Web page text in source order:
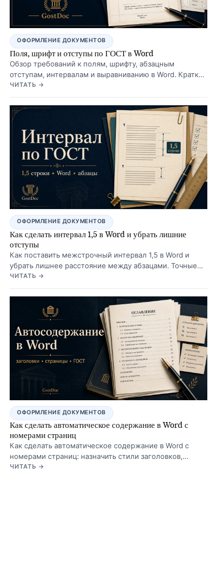
ОФОРМЛЕНИЕ ДОКУМЕНТОВ
Поля, шрифт и отступы по ГОСТ в Word
Обзор требований к полям, шрифту, абзацным
отступам, интервалам и выравниванию в Word. Краткий
чек-лист, примеры и ссылки на пошаговые настройки.
ЧИТАТЬ →
ОФОРМЛЕНИЕ ДОКУМЕНТОВ
Как сделать интервал 1,5 в Word и убрать лишние
отступы
Как поставить межстрочный интервал 1,5 в Word и
убрать лишнее расстояние между абзацами. Точные
настройки: перед — 0 пт, после — 0 пт.
ЧИТАТЬ →
ОФОРМЛЕНИЕ ДОКУМЕНТОВ
Как сделать автоматическое содержание в Word с
номерами страниц
Как сделать автоматическое содержание в Word с
номерами страниц: назначить стили заголовков,
вставить оглавление и правильно обновить его после
ЧИТАТЬ →